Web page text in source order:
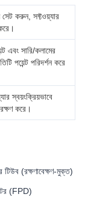
সেট করুন, সফ্টওয়্যার
এবং সারি/কলামের
পয়েন্ট পরিদর্শন করে
স্বয়ংক্রিয়ভাবে
করে।
(রক্ষণাবেক্ষণ-মুক্ত)
(FPD)